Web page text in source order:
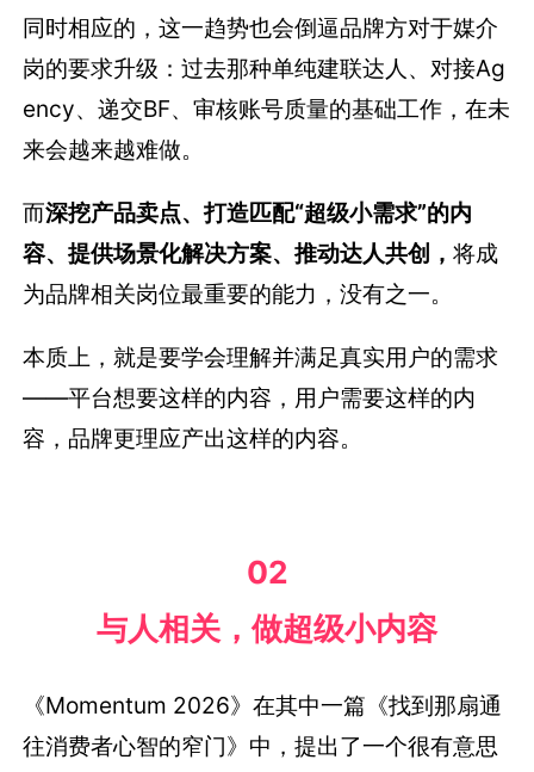
同时相应的，这一趋势也会倒逼品牌方对于媒介
岗的要求升级：过去那种单纯建联达人、对接Ag
ency、递交BF、审核账号质量的基础工作，在未
来会越来越难做。
而深挖产品卖点、打造匹配“超级小需求”的内
容、提供场景化解决方案、推动达人共创，将成
为品牌相关岗位最重要的能力，没有之一。
本质上，就是要学会理解并满足真实用户的需求
——平台想要这样的内容，用户需要这样的内
容，品牌更理应产出这样的内容。
02
与人相关，做超级小内容
《Momentum 2026》在其中一篇《找到那扇通
往消费者心智的窄门》中，提出了一个很有意思